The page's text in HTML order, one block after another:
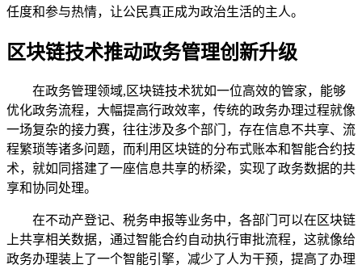
任度和参与热情，让公民真正成为政治生活的主人。
区块链技术推动政务管理创新升级
在政务管理领域,区块链技术犹如一位高效的管家，能够
优化政务流程，大幅提高行政效率，传统的政务办理过程就像
一场复杂的接力赛，往往涉及多个部门，存在信息不共享、流
程繁琐等诸多问题，而利用区块链的分布式账本和智能合约技
术，就如同搭建了一座信息共享的桥梁，实现了政务数据的共
享和协同处理。
在不动产登记、税务申报等业务中，各部门可以在区块链
上共享相关数据，通过智能合约自动执行审批流程，这就像给
政务办理装上了一个智能引擎，减少了人为干预，提高了办理